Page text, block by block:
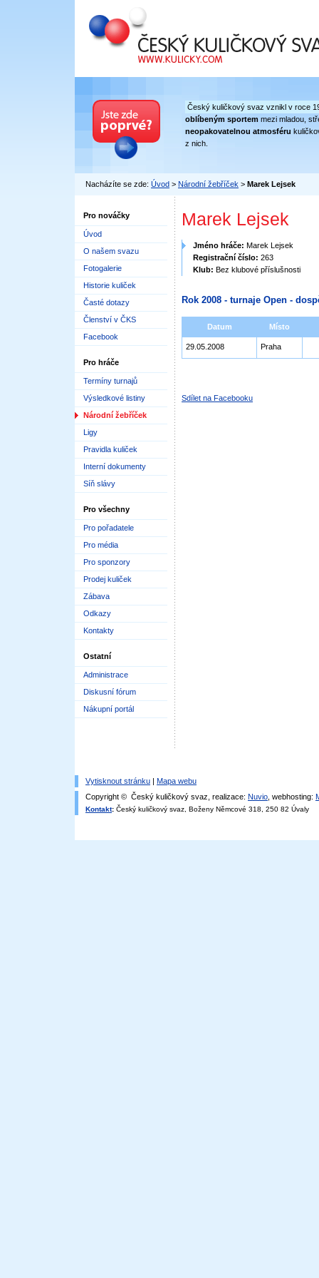
Český kuličkový svaz
Český kuličkový svaz vznikl v roce
oblíbeným sportem mezi mladou,
neopakovatelnou atmosféru
z nich.
Nacházíte se zde: Úvod > Národní žebříček > Marek Lejsek
Pro nováčky
Úvod
O našem svazu
Fotogalerie
Historie kuliček
Časté dotazy
Členství v ČKS
Facebook
Pro hráče
Termíny turnajů
Výsledkové listiny
Národní žebříček
Ligy
Pravidla kuliček
Interní dokumenty
Síň slávy
Pro všechny
Pro pořadatele
Pro média
Pro sponzory
Prodej kuliček
Zábava
Odkazy
Kontakty
Ostatní
Administrace
Diskusní fórum
Nákupní portál
Marek Lejsek
Jméno hráče: Marek Lejsek
Registrační číslo: 263
Klub: Bez klubové příslušnosti
Rok 2008 - turnaje Open -
Datum Místo
29.05.2008 Praha
Sdílet na Facebooku
Vytisknout stránku | Mapa webu
Copyright © Český kuličkový svaz, realizace: Nuvio , webhosting:
Kontakt: Český kuličkový svaz, Boženy Němcové 318, 250 82 Úvaly